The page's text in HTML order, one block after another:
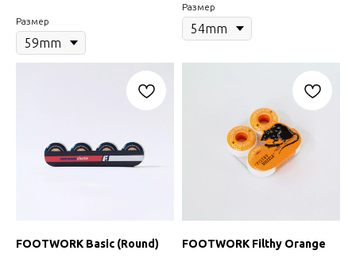
Размер
Размер
FOOTWORK Basic (Round) FOOTWORK Filthy Orange